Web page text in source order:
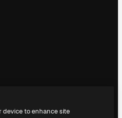
device to enhance site